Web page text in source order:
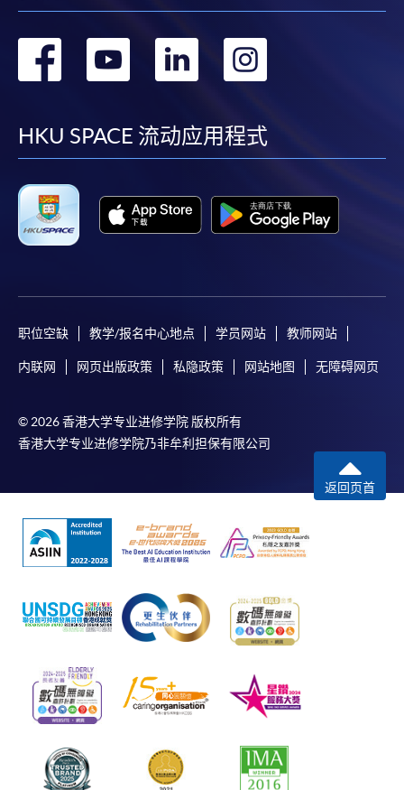
转
facebook
转
youtube
转
linkedin
HKU SPACE 流动应用程式
职位空缺 教学/报名中心地点 学员网站 教师网站
内联网 网页出版政策 私隐政策 网站地图 无障碍网页
© 2026 香港大学专业进修学院 版权所有
香港大学专业进修学院乃非牟利担保有限公司
返回页首